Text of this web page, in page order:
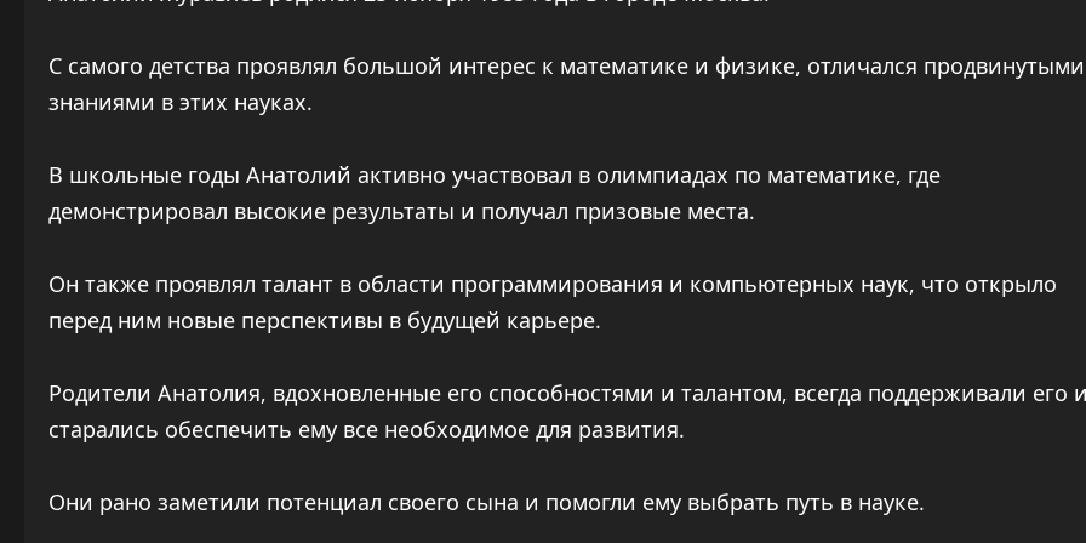
С самого детства проявлял большой интерес к математике и физике, отличался продвинутыми
знаниями в этих науках.
В школьные годы Анатолий активно участвовал в олимпиадах по математике, где
демонстрировал высокие результаты и получал призовые места.
Он также проявлял талант в области программирования и компьютерных наук, что открыло
перед ним новые перспективы в будущей карьере.
Родители Анатолия, вдохновленные его способностями и талантом, всегда поддерживали его
старались обеспечить ему все необходимое для развития.
Они рано заметили потенциал своего сына и помогли ему выбрать путь в науке.